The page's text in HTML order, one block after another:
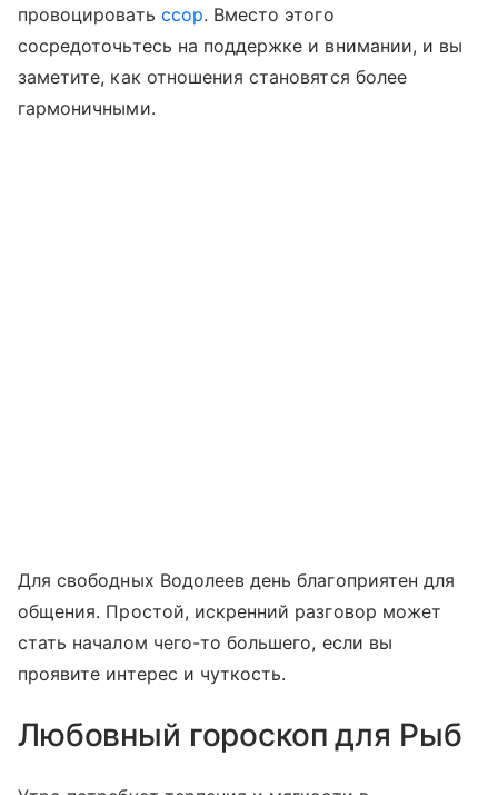
провоцировать ссор. Вместо этого
сосредоточьтесь на поддержке и внимании, и вы
заметите, как отношения становятся более
гармоничными.
Для свободных Водолеев день благоприятен для
общения. Простой, искренний разговор может
стать началом чего-то большего, если вы
проявите интерес и чуткость.
Любовный гороскоп для Рыб